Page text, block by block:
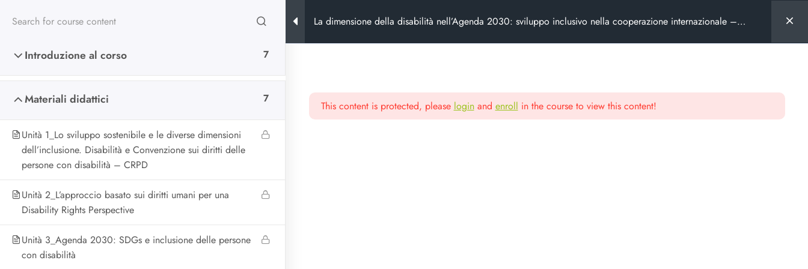
Scuola di alta
formazione
Da oltre 25 anni formiamo chi lavora
nel non profit e nella cooperazione
La dimensione della disabilità nell’Agenda 2030: sviluppo inclusivo nella cooperazione internazionale –
Introduzione al corso 7
Materiali didattici 7
Unità 1_Lo sviluppo sostenibile e le diverse dimensioni
dell’inclusione. Disabilità e Convenzione sui diritti delle
persone con disabilità – CRPD
Unità 2_L’approccio basato sui diritti umani per una
Disability Rights Perspective
Unità 3_Agenda 2030: SDGs e inclusione delle persone
con disabilità
This content is protected, please loginand enroll in the course to view this content!